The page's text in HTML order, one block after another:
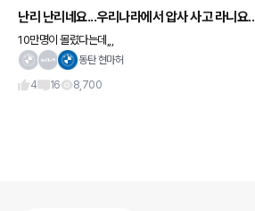
난리 난리네요...우리나라에서 압사 사고 라니요..
10만명이 몰렸다는데,,,
동탄 현마허
4
16 8,700